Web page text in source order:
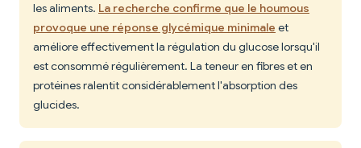
les aliments. La recherche confirme que le houmous
provoque une réponse glycémique minimale et
améliore effectivement la régulation du glucose lorsqu'il
est consommé régulièrement. La teneur en fibres et en
protéines ralentit considérablement l'absorption des
glucides.